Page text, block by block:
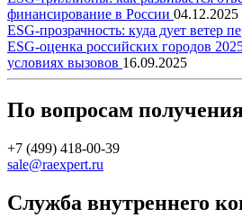
финансирование в России 04.12.2025
ESG-прозрачность: куда дует ветер
ESG-оценка российских городов
условиях вызовов 16.09.2025
По вопросам
+7 (499) 418-00-39
sale@raexpert.ru
Служба внутреннего